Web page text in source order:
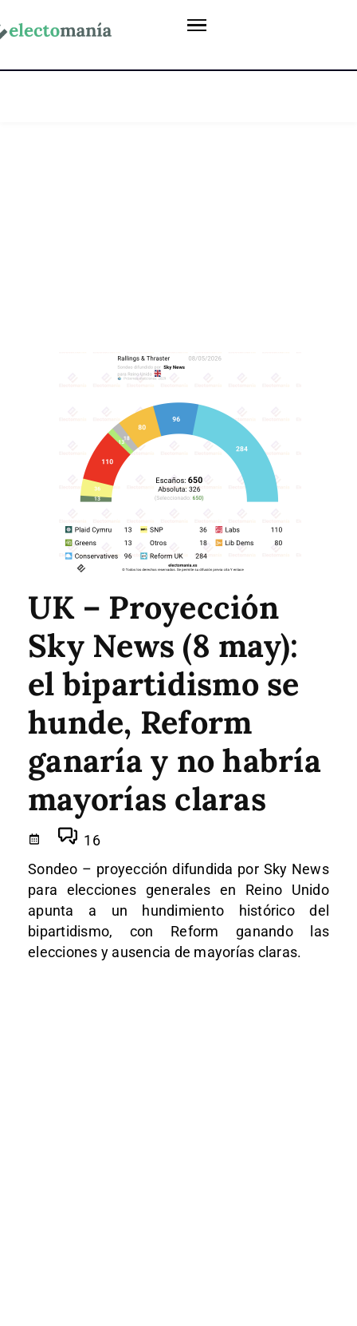
UK – Proyección
Sky News (8 may):
el bipartidismo se
hunde, Reform
ganaría y no habría
mayorías claras
16
Sondeo – proyección difundida por Sky News
para elecciones generales en Reino Unido
apunta a un hundimiento histórico del
bipartidismo, con Reform ganando las
elecciones y ausencia de mayorías claras.